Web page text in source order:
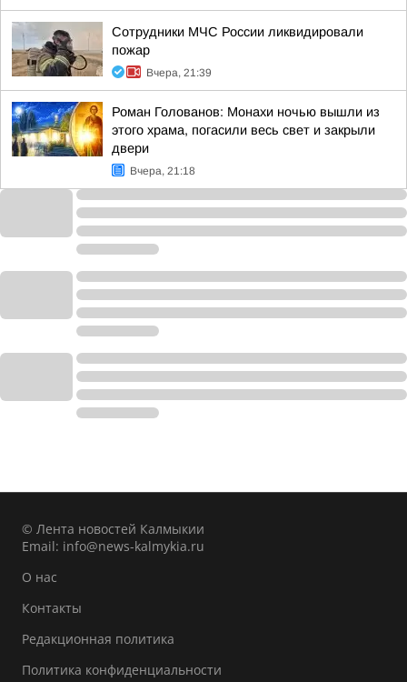
Сотрудники МЧС России ликвидировали
пожар
Вчера, 21:39
Роман Голованов: Монахи ночью вышли из
этого храма, погасили весь свет и закрыли
двери
Вчера, 21:18
© Лента новостей Калмыкии
Email: info@news-kalmykia.ru
О нас
Контакты
Редакционная политика
Политика конфиденциальности